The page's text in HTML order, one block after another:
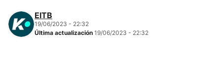
"Helmuga"
EITB
19/06/2023 - 22:32
Última actualización 19/06/2023 - 22:32